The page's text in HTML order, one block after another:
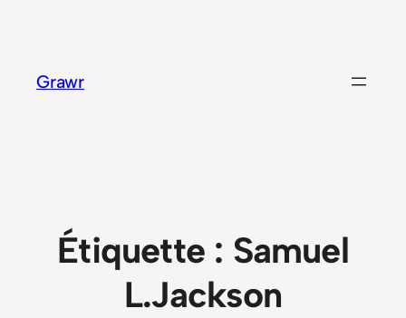
contenu
Grawr
Étiquette : Samuel
L.Jackson